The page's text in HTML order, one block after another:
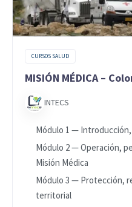
CURSOS SALUD
MISIÓN MÉDICA –
INTECS
Módulo 1 —
Módulo 2 — Operación,
Misión Médica
Módulo 3 — Protección,
territorial